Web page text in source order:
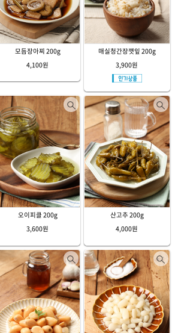
모듬장아찌 200g
4,100원
매실청간장깻잎 200g
3,900원
오이피클 200g
3,600원
산고추 200g
4,000원